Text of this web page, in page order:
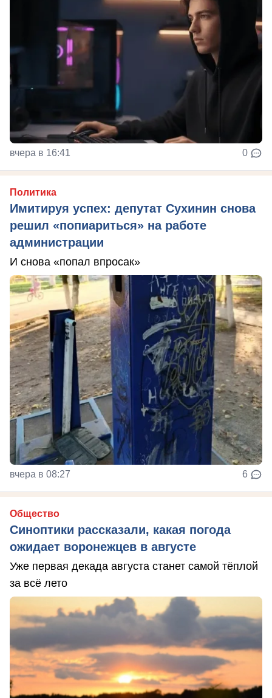
вчера в 16:41 0
Политика
Имитируя успех: депутат Сухинин снова
решил «попиариться» на работе
администрации
И снова «попал впросак»
вчера в 08:27 6
Общество
Синоптики рассказали, какая погода
ожидает воронежцев в августе
Уже первая декада августа станет самой тёплой
за всё лето